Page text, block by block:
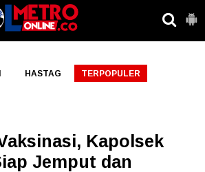
HASTAG TERPOPULER
Kapolsek
Jemput dan